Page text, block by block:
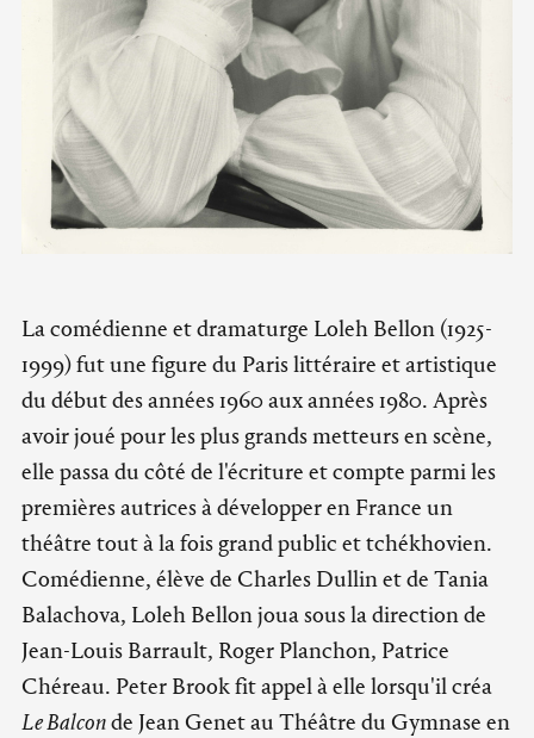
La comédienne et dramaturge Loleh Bellon (1925-
1999) fut une figure du Paris littéraire et artistique
du début des années 1960 aux années 1980. Après
avoir joué pour les plus grands metteurs en scène,
elle passa du côté de l'écriture et compte parmi les
premières autrices à développer en France un
théâtre tout à la fois grand public et tchékhovien.
Comédienne, élève de Charles Dullin et de Tania
Balachova, Loleh Bellon joua sous la direction de
Jean-Louis Barrault, Roger Planchon, Patrice
Chéreau. Peter Brook fit appel à elle lorsqu'il créa
Le Balconde Jean Genet au Théâtre du Gymnase en